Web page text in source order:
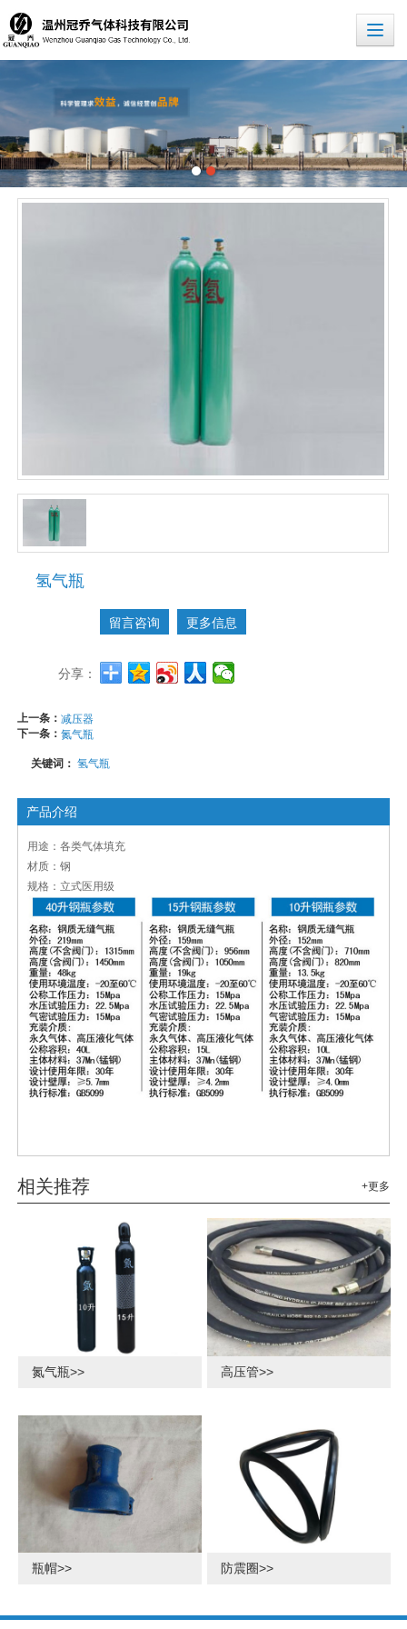
氢气瓶
留言咨询 更多信息
分享：
上一条：减压器
下一条：氮气瓶
关键词：氢气瓶
产品介绍
用途：各类气体填充
材质：钢
规格：立式医用级
相关推荐 +更多
氮气瓶>> 高压管>>
瓶帽>> 防震圈>>